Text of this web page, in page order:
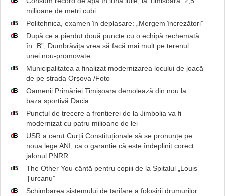
milioane de metri cubi
d B Politehnica, examen în deplasare: „Mergem încrezători”
d B
După ce a pierdut două puncte cu o echipă rechemată
în „B”, Dumbrăvița vrea să facă mai mult pe terenul
unei nou-promovate
d B
Municipalitatea a finalizat modernizarea locului de joacă
de pe strada Orșova /Foto
d B
Oamenii Primăriei Timișoara demolează din nou la
baza sportivă Dacia
d B
Punctul de trecere a frontierei de la Jimbolia va fi
modernizat cu patru milioane de lei
d B
USR a cerut Curții Constituționale să se pronunțe pe
noua lege ANI, ca o garanție că este îndeplinit corect
jalonul PNRR
d B
The Other You cântă pentru copiii de la Spitalul „Louis
Țurcanu”
d B
Schimbarea sistemului de tarifare a folosirii drumurilor